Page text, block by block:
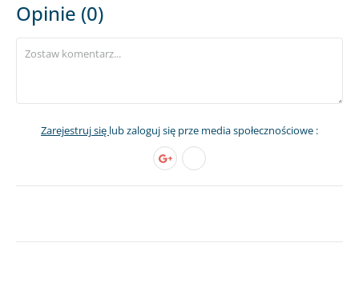
Opinie (0)
Zarejestruj się lub zaloguj się prze media społecznościowe :